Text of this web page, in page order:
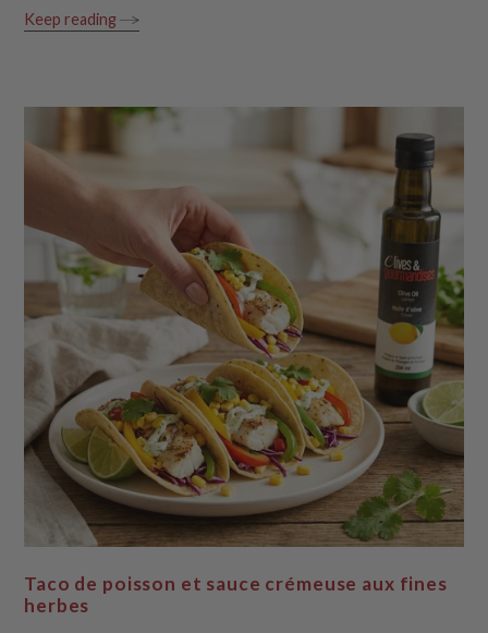
Keep reading
Taco de poisson et sauce crémeuse aux fines
herbes